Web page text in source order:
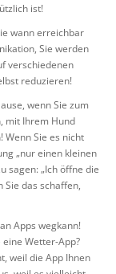
ist!
wann erreichbar
Sie werden
verschiedenen
reduzieren!
wenn Sie zum
mit Ihrem Hund
Wenn Sie es nicht
„nur einen kleinen
sagen: „Ich öffne die
Sie das schaffen,
Apps wegkann!
Wetter-App?
weil die App Ihnen